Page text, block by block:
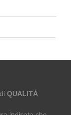
QUALITÀ